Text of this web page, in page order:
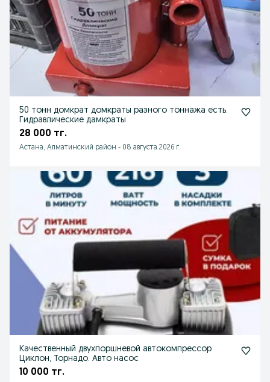
50 тонн домкрат домкраты разного тоннажа есть.
Гидравлические дамкраты
28 000 тг.
Астана, Алматинский район - 08 августа 2026 г.
Качественный двухпоршневой автокомпрессор
Циклон, Торнадо. Авто насос
10 000 тг.